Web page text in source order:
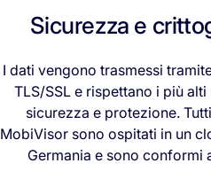
Sicurezza e
I dati vengono trasmessi
TLS/SSL e rispettano i più alti
sicurezzae protezione.Tutti
MobiVisor sonoospitati in un
Germaniae sonoconformi